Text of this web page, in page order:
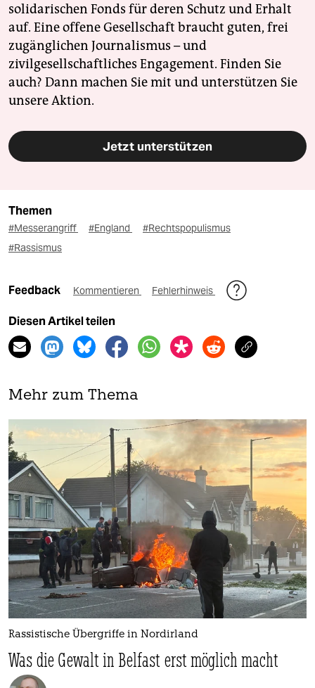
solidarischen Fonds für deren Schutz und Erhalt
auf. Eine offene Gesellschaft braucht guten, frei
zugänglichen Journalismus – und
zivilgesellschaftliches Engagement. Finden Sie
auch? Dann machen Sie mit und unterstützen Sie
unsere Aktion.
Jetzt unterstützen
Themen
#Messerangriff #England
#Rechtspopulismus
#Rassismus
Feedback Kommentieren Fehlerhinweis
Diesen Artikel teilen
Mehr zum Thema
Rassistische Übergriffe in Nordirland
Was die Gewalt in Belfast erst möglich macht